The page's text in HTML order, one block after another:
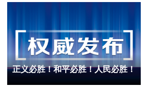
正义必胜！和平必胜！人民必胜！